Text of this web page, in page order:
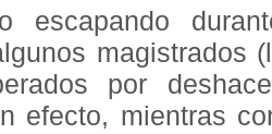
escapando
magistrados
por
efecto, mientras